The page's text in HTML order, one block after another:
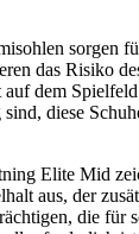
sorgen
das Risiko
dem
diese
Elite Mid
aus, der
die für